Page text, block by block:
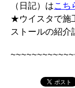
（日記）はこち
★ウイスタで施
ストールの紹介